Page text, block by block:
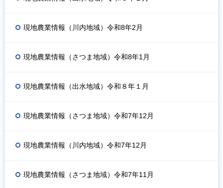
現地農業情報（川内地域）令和8年2月
現地農業情報（さつま地域）令和8年1月
現地農業情報（出水地域）令和８年１月
現地農業情報（さつま地域）令和7年12月
現地農業情報（川内地域）令和7年12月
現地農業情報（さつま地域）令和7年11月